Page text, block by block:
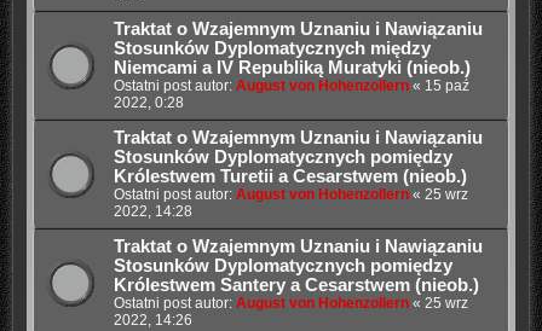
Traktat o Wzajemnym Uznaniu i Nawiązaniu
Stosunków Dyplomatycznych między
Niemcami a IV Republiką Muratyki (nieob.)
Ostatni post autor: August von Hohenzollern« 15 paź
2022, 0:28
Traktat o Wzajemnym Uznaniu i Nawiązaniu
Stosunków Dyplomatycznych pomiędzy
Królestwem Turetii a Cesarstwem (nieob.)
Ostatni post autor: August von Hohenzollern« 25 wrz
2022, 14:28
Traktat o Wzajemnym Uznaniu i Nawiązaniu
Stosunków Dyplomatycznych pomiędzy
Królestwem Santery a Cesarstwem (nieob.)
Ostatni post autor: August von Hohenzollern« 25 wrz
2022, 14:26